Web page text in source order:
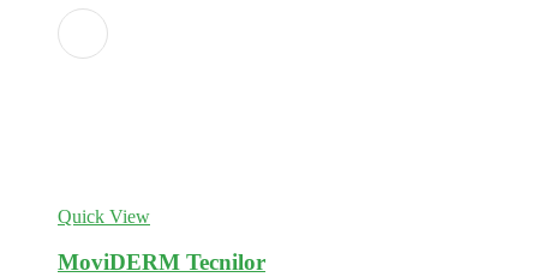
Quick View
MoviDERM Tecnilor